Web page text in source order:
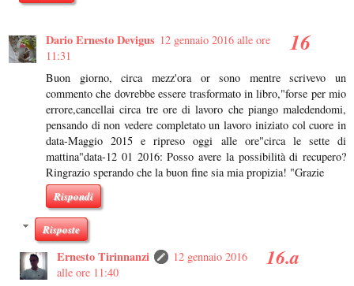
Dario Ernesto Devigus 12 gennaio 2016 alle ore
11:31
Buon giorno, circa mezz'ora or sono mentre scrivevo un
commento che dovrebbe essere trasformato in libro,"forse per mio
errore,cancellai circa tre ore di lavoro che piango maledendomi,
pensando di non vedere completato un lavoro iniziato col cuore in
data-Maggio 2015 e ripreso oggi alle ore"circa le sette di
mattina"data-12 01 2016: Posso avere la possibilità di recupero?
Ringrazio sperando che la buon fine sia mia propizia! "Grazie
Rispondi
Risposte
Ernesto Tirinnanzi
12 gennaio 2016
alle ore 11:40